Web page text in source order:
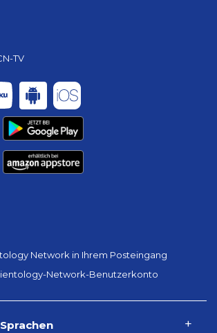
TV
Network in Ihrem Posteingang
Network-Benutzerkonto